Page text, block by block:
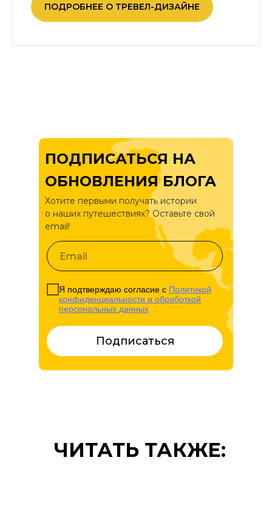
ПОДРОБНЕЕ О ТРЕВЕЛ-ДИЗАЙНЕ
ПОДПИСАТЬСЯ НА
ОБНОВЛЕНИЯ БЛОГА
Хотите первыми получать истории
о наших путешествиях? Оставьте свой
email!
Я подтверждаю согласие с Политикой
конфиденциальности и обработкой
персональных данных
Подписаться
ЧИТАТЬ ТАКЖЕ: